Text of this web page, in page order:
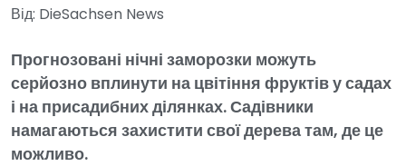
Від: DieSachsen News
Прогнозовані нічні заморозки можуть
серйозно вплинути на цвітіння фруктів у садах
і на присадибних ділянках. Садівники
намагаються захистити свої дерева там, де це
можливо.